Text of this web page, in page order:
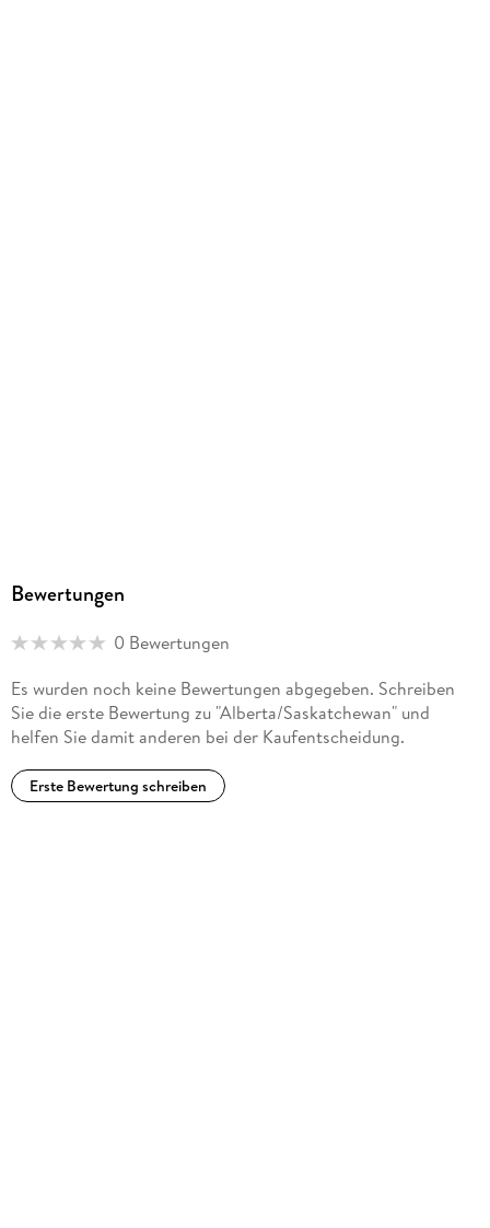
Bewertungen
0 Bewertungen
Es wurden noch keine Bewertungen abgegeben. Schreiben
Sie die erste Bewertung zu "Alberta/Saskatchewan" und
helfen Sie damit anderen bei der Kaufentscheidung.
Erste Bewertung schreiben